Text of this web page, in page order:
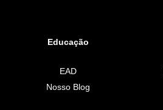
Educação
EAD
Nosso Blog